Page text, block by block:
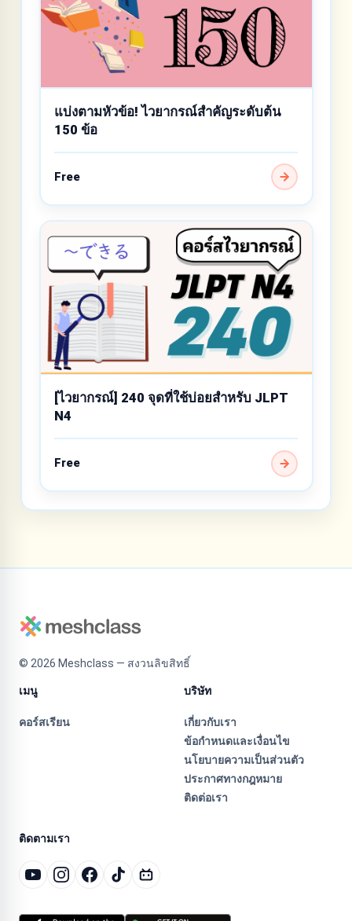
แบ่งตามหัวข้อ! ไวยากรณ์สำคัญระดับต้น
150 ข้อ
Free
[ไวยากรณ์] 240 จุดที่ใช้บ่อยสำหรับ JLPT
N4
Free
© 2026 Meshclass — สงวนลิขสิทธิ์
เมนู
คอร์สเรียน
บริษัท
เกี่ยวกับเรา
ข้อกำหนดและเงื่อนไข
นโยบายความเป็นส่วนตัว
ประกาศทางกฎหมาย
ติดต่อเรา
ติดตามเรา